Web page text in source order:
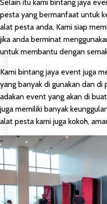
Selain itu kami bintang jaya
pesta yang bermanfaat untuk
alat pesta anda, Kami siap
jika anda berminat
untuk membantu dengan
Kami bintang jaya event juga
yang banyak di gunakan dan di
adakan event yang akan di
juga memiliki banyak
alat pesta kami juga kokoh,